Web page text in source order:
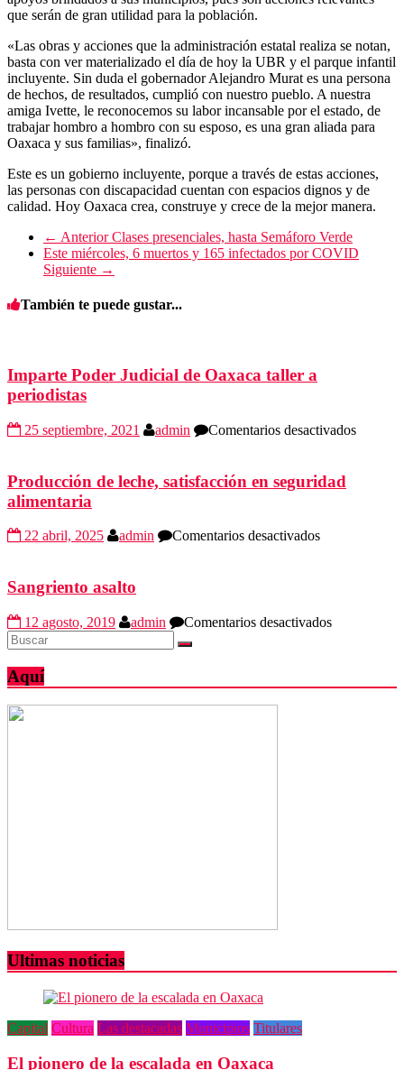
que serán de gran utilidad para la población.
«Las obras y acciones que la administración estatal realiza se notan,
basta con ver materializado el día de hoy la UBR y el parque infantil
incluyente. Sin duda el gobernador Alejandro Murat es una persona
de hechos, de resultados, cumplió con nuestro pueblo. A nuestra
amiga Ivette, le reconocemos su labor incansable por el estado, de
trabajar hombro a hombro con su esposo, es una gran aliada para
Oaxaca y sus familias», finalizó.
Este es un gobierno incluyente, porque a través de estas acciones,
las personas con discapacidad cuentan con espacios dignos y de
calidad. Hoy Oaxaca crea, construye y crece de la mejor manera.
← AnteriorClases presenciales, hasta Semáforo Verde
Este miércoles, 6 muertos y 165 infectados por COVID
Siguiente →
También te puede gustar...
Imparte Poder Judicial de Oaxaca taller a
periodistas
25 septiembre, 2021 admin Comentarios desactivadosen
Producción de leche, satisfacción en seguridad
alimentaria
22 abril, 2025 admin Comentarios desactivadosen
en
Sangriento asalto
12 agosto, 2019 admin Comentarios desactivadosen
Aquí
Ultimas noticias
Capital Cultura Las destacadas Municipios Titulares
El pionero de la escalada en Oaxaca